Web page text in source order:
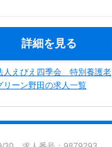
詳細を見る
人えびえ四季会 特別養護老
リーン野田の求人一覧